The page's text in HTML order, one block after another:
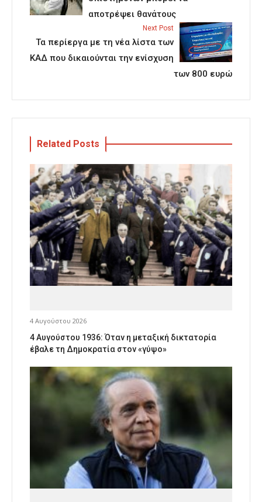
αποτρέψει θανάτους
Next Post
Τα περίεργα με τη νέα λίστα των
ΚΑΔ που δικαιούνται την ενίσχυση
των 800 ευρώ
Related Posts
4 Αυγούστου 2026
4 Αυγούστου 1936: Όταν η μεταξική δικτατορία
έβαλε τη Δημοκρατία στον «γύψο»